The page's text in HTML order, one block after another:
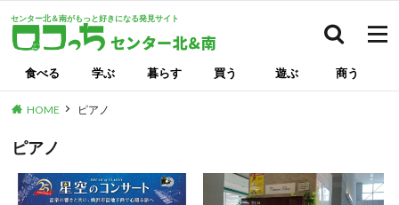
センター北＆南がもっと好きになる発見サイト
食べる 学ぶ 暮らす 買う 遊ぶ 商う
HOME ピアノ
ピアノ